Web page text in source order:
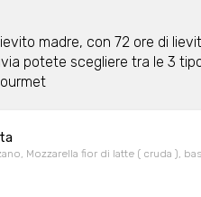
madre, con 72 ore di
potete scegliere tra le 3
Mozzarella fior di latte ( cruda ),